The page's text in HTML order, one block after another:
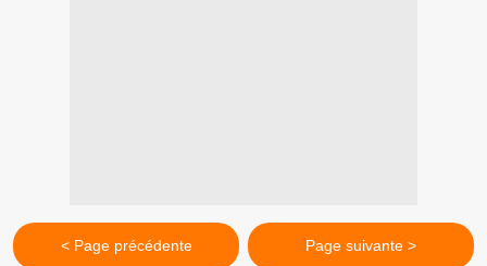
< Page précédente Page suivante >